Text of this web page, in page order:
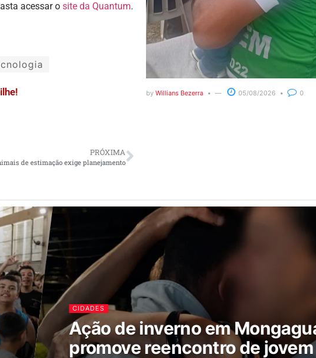
acessar o site da Quantum.
PRÓXIMA
de estimação exige planejamento
by Willians Bezerra 05/08/2026 0
CIDADES
Ação de inverno em
promove reencontro de jovem